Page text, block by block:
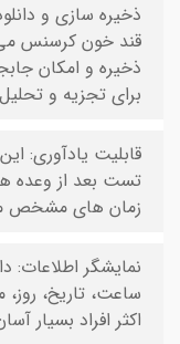
ذخیره سازی و
برای تجزیه و
قابلیت یادآوری:
تست بعد از وعده
زمان های مشخص
نمایشگر اطلاعات:
ساعت، تاریخ،
اکثر افراد بسیار